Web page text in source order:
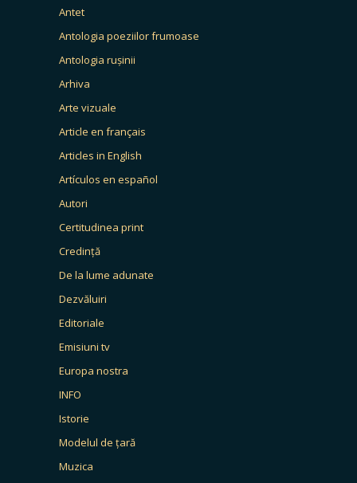
Antet
Antologia poeziilor frumoase
Antologia rușinii
Arhiva
Arte vizuale
Article en français
Articles in English
Artículos en español
Autori
Certitudinea print
Credință
De la lume adunate
Dezvăluiri
Editoriale
Emisiuni tv
Europa nostra
INFO
Istorie
Modelul de țară
Muzica